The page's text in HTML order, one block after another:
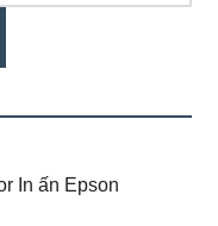
In ấn Epson